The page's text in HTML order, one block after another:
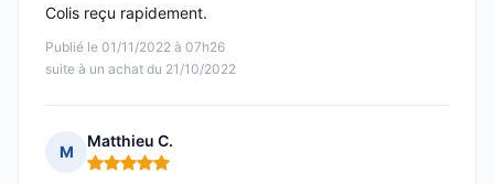
Publié le 01/11/2022 à 07h26
suite à un achat du 21/10/2022
Colis reçu rapidement.
M
Matthieu C.
Note : 5 sur 5